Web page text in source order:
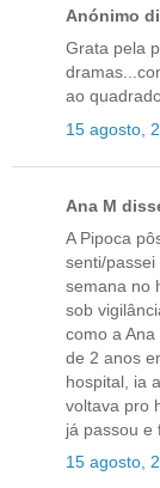
Anónimo
Grata pela
ao
15 agosto,
Ana M
A Pipoca
senti/passei
semana no
sob
como a
de 2 anos
hospital, ia
voltava pro
já passou e
15 agosto,